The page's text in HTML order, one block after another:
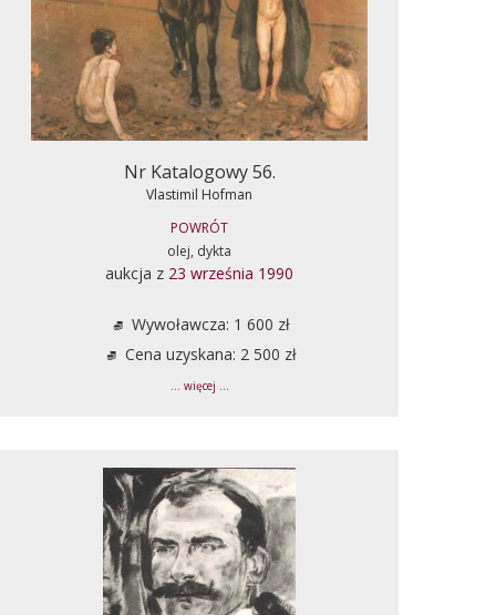
Nr Katalogowy 56.
Vlastimil Hofman
POWRÓT
olej, dykta
aukcja z 23 września 1990
Wywoławcza: 1 600 zł
Cena uzyskana: 2 500 zł
... więcej ...